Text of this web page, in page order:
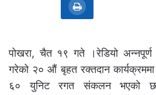
पोखरा, चैत १९ गते ।रेडियो
गरेको २० औं बृहत रक्तदान
६० युनिट रगत संकलन भएको छ